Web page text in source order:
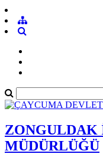
ZONGULDAK
MÜDÜRLÜĞÜ